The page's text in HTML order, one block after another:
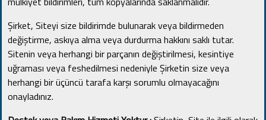
Şirket, Siteyi size bildirimde bulunarak veya bildirmeden
değiştirme, askıya alma veya durdurma hakkını saklı tutar.
Sitenin veya herhangi bir parçanın değiştirilmesi, kesintiye
uğraması veya feshedilmesi nedeniyle Şirketin size veya
herhangi bir üçüncü tarafa karşı sorumlu olmayacağını
onayladınız.